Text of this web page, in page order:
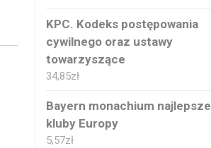
KPC. Kodeks postępowania
cywilnego oraz ustawy
towarzyszące
34,85zł
Bayern monachium najlepsze
kluby Europy
5,57zł